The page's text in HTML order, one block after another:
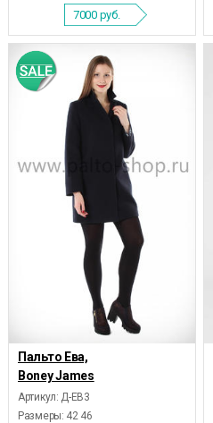
7000 руб.
Пальто Ева,
Boney James
Артикул: Д-ЕВ3
Размеры: 42 46